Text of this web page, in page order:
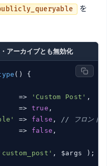
を
ーカイブとも無効化
()
{
=>
'Custom Post' ,
=>
true ,
=> false , // フロントエ
=>
false ,
, $args );